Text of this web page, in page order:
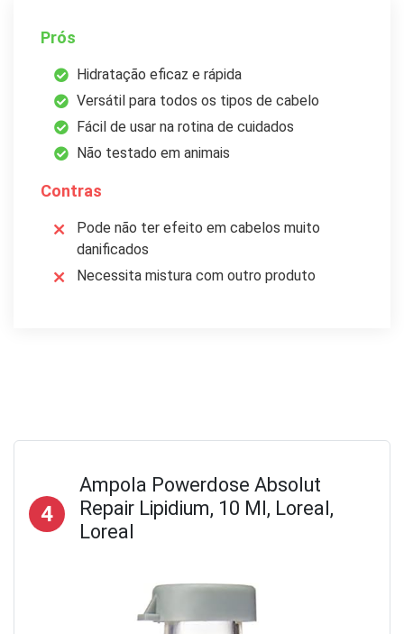
Prós
Hidratação eficaz e rápida
Versátil para todos os tipos de cabelo
Fácil de usar na rotina de cuidados
Não testado em animais
Contras
Pode não ter efeito em cabelos muito
danificados
Necessita mistura com outro produto
4
Ampola Powerdose Absolut
Repair Lipidium, 10 Ml, Loreal,
Loreal